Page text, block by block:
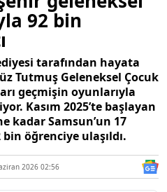
92 bin
tarafından hayata
Tutmuş Geleneksel Çocuk
geçmişin oyunlarıyla
Kasım 2025’te başlayan
kadar Samsun’un 17
öğrenciye ulaşıldı.
2026 02:56